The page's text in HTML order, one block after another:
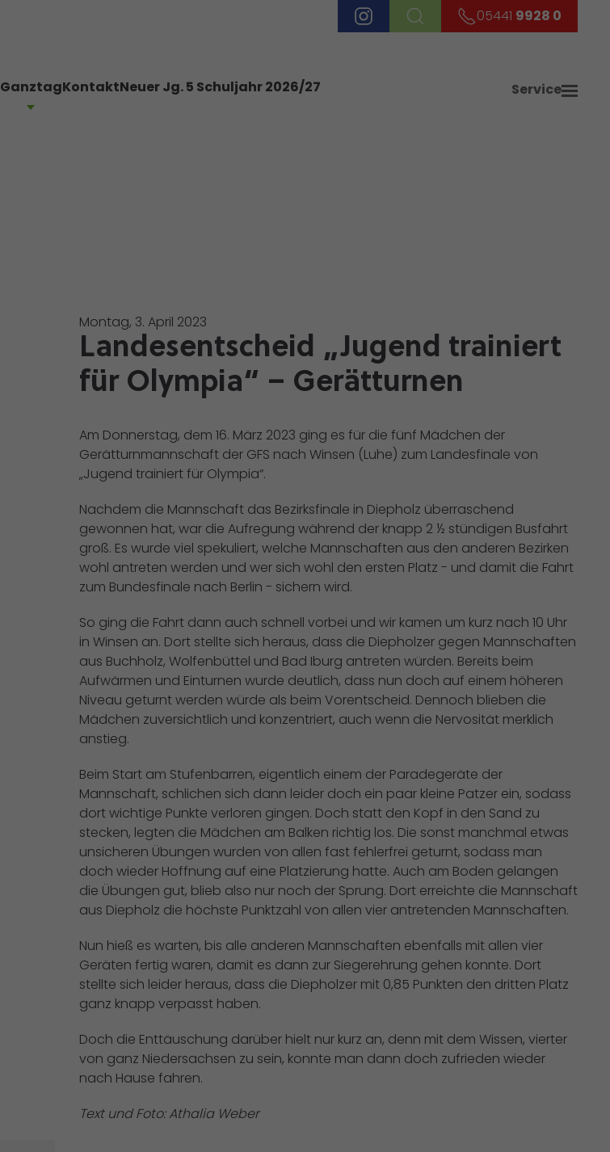
05441 9928 0
GanztagKontaktNeuer Jg. 5 Schuljahr 2026/27 Service
Montag, 3. April 2023
Landesentscheid „Jugend trainiert
für Olympia“ – Gerätturnen
Am Donnerstag, dem 16. März 2023 ging es für die fünf Mädchen der
Gerätturnmannschaft der GFS nach Winsen (Luhe) zum Landesfinale von
„Jugend trainiert für Olympia“.
Nachdem die Mannschaft das Bezirksfinale in Diepholz überraschend
gewonnen hat, war die Aufregung während der knapp 2 ½ stündigen Busfahrt
groß. Es wurde viel spekuliert, welche Mannschaften aus den anderen Bezirken
wohl antreten werden und wer sich wohl den ersten Platz - und damit die Fahrt
zum Bundesfinale nach Berlin - sichern wird.
So ging die Fahrt dann auch schnell vorbei und wir kamen um kurz nach 10 Uhr
in Winsen an. Dort stellte sich heraus, dass die Diepholzer gegen Mannschaften
aus Buchholz, Wolfenbüttel und Bad Iburg antreten würden. Bereits beim
Aufwärmen und Einturnen wurde deutlich, dass nun doch auf einem höheren
Niveau geturnt werden würde als beim Vorentscheid. Dennoch blieben die
Mädchen zuversichtlich und konzentriert, auch wenn die Nervosität merklich
anstieg.
Beim Start am Stufenbarren, eigentlich einem der Paradegeräte der
Mannschaft, schlichen sich dann leider doch ein paar kleine Patzer ein, sodass
dort wichtige Punkte verloren gingen. Doch statt den Kopf in den Sand zu
stecken, legten die Mädchen am Balken richtig los. Die sonst manchmal etwas
unsicheren Übungen wurden von allen fast fehlerfrei geturnt, sodass man
doch wieder Hoffnung auf eine Platzierung hatte. Auch am Boden gelangen
die Übungen gut, blieb also nur noch der Sprung. Dort erreichte die Mannschaft
aus Diepholz die höchste Punktzahl von allen vier antretenden Mannschaften.
Nun hieß es warten, bis alle anderen Mannschaften ebenfalls mit allen vier
Geräten fertig waren, damit es dann zur Siegerehrung gehen konnte. Dort
stellte sich leider heraus, dass die Diepholzer mit 0,85 Punkten den dritten Platz
ganz knapp verpasst haben.
Doch die Enttäuschung darüber hielt nur kurz an, denn mit dem Wissen, vierter
von ganz Niedersachsen zu sein, konnte man dann doch zufrieden wieder
nach Hause fahren.
Text und Foto: Athalia Weber